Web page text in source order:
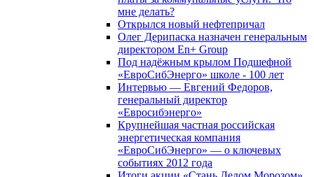
мне делать?
Открылся новый нефтепричал
Олег Дерипаска назначен генеральным
директором En+ Group
Под надёжным крылом Подшефной
«ЕвроСибЭнерго» школе - 100 лет
Интервью — Евгений Федоров,
генеральный директор
«Евросибэнерго»
Крупнейшая частная российская
энергетическая компания
«ЕвроСибЭнерго» — о ключевых
событиях 2012 года